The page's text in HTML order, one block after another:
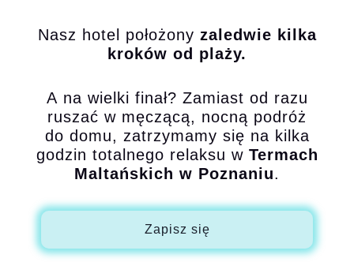
Nasz hotel położony zaledwie kilka
kroków od plaży.
A na wielki finał? Zamiast od razu
ruszać w męczącą, nocną podróż
do domu, zatrzymamy się na kilka
godzin totalnego relaksu w Termach
Maltańskich w Poznaniu.
Zapisz się